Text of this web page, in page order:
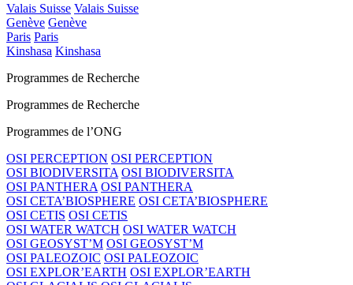
Valais Suisse Valais Suisse
Genève Genève
Paris Paris
Kinshasa Kinshasa
Programmes de Recherche
Programmes de Recherche
Programmes de l’ONG
OSI PERCEPTION OSI PERCEPTION
OSI BIODIVERSITA OSI BIODIVERSITA
OSI PANTHERA OSI PANTHERA
OSI CETA’BIOSPHERE OSI CETA’BIOSPHERE
OSI CETIS OSI CETIS
OSI WATER WATCH OSI WATER WATCH
OSI GEOSYST’M OSI GEOSYST’M
OSI PALEOZOIC OSI PALEOZOIC
OSI EXPLOR’EARTH OSI EXPLOR’EARTH